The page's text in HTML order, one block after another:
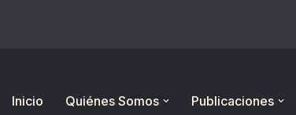
Inicio
Quiénes Somos Publicaciones